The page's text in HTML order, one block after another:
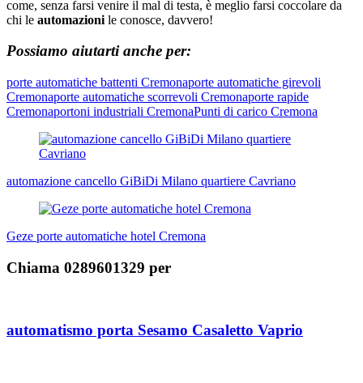
come, senza farsi venire il mal di testa, è meglio farsi coccolare da
chi le automazioni le conosce, davvero!
Possiamo aiutarti anche per:
porte automatiche battenti Cremonaporte automatiche girevoli
Cremonaporte automatiche scorrevoli Cremonaporte rapide
Cremonaportoni industriali CremonaPunti di carico Cremona
Navigazione
articoli
automazione cancello GiBiDi Milano quartiere Cavriano
Geze porte automatiche hotel Cremona
Chiama 0289601329 per
automatismo porta Sesamo Casaletto Vaprio